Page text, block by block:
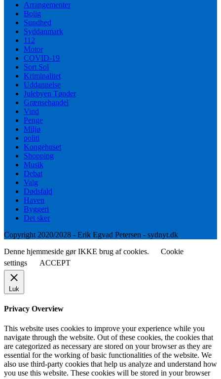
Arrangementer
Bolig
Sundhed
Syddanmark
112
Motor
COVID-19
Sort Sol
Kriminalitet
Uddannelse
Julebyen Tønder
Grænsehandel
Vind
Penge
Miljø
politi
Kongehuset
Shopping
Musik
Debat
Valg
Dødsfald
Haven
Byggeri
Det sker
Copyright 2020/2028 - Erik Egvad Petersen - sydnyt.dk
Denne hjemmeside gør IKKE brug af cookies.
Cookie
settings
ACCEPT
Luk
Privacy Overview
This website uses cookies to improve your experience while you
navigate through the website. Out of these cookies, the cookies that
are categorized as necessary are stored on your browser as they are
essential for the working of basic functionalities of the website. We
also use third-party cookies that help us analyze and understand how
you use this website. These cookies will be stored in your browser